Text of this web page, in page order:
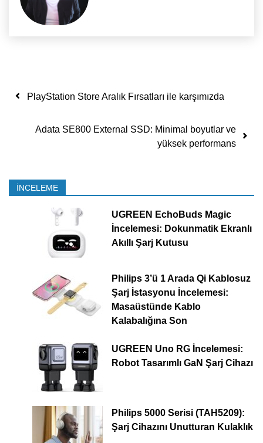
Yazı dolaşımı
PlayStation Store Aralık Fırsatları ile karşımızda
Adata SE800 External SSD: Minimal boyutlar ve
yüksek performans
İNCELEME
UGREEN EchoBuds Magic
İncelemesi: Dokunmatik Ekranlı
Akıllı Şarj Kutusu
Philips 3’ü 1 Arada Qi Kablosuz
Şarj İstasyonu İncelemesi:
Masaüstünde Kablo
Kalabalığına Son
UGREEN Uno RG İncelemesi:
Robot Tasarımlı GaN Şarj Cihazı
Philips 5000 Serisi (TAH5209):
Şarj Cihazını Unutturan Kulaklık